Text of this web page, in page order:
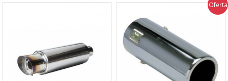
Oferta